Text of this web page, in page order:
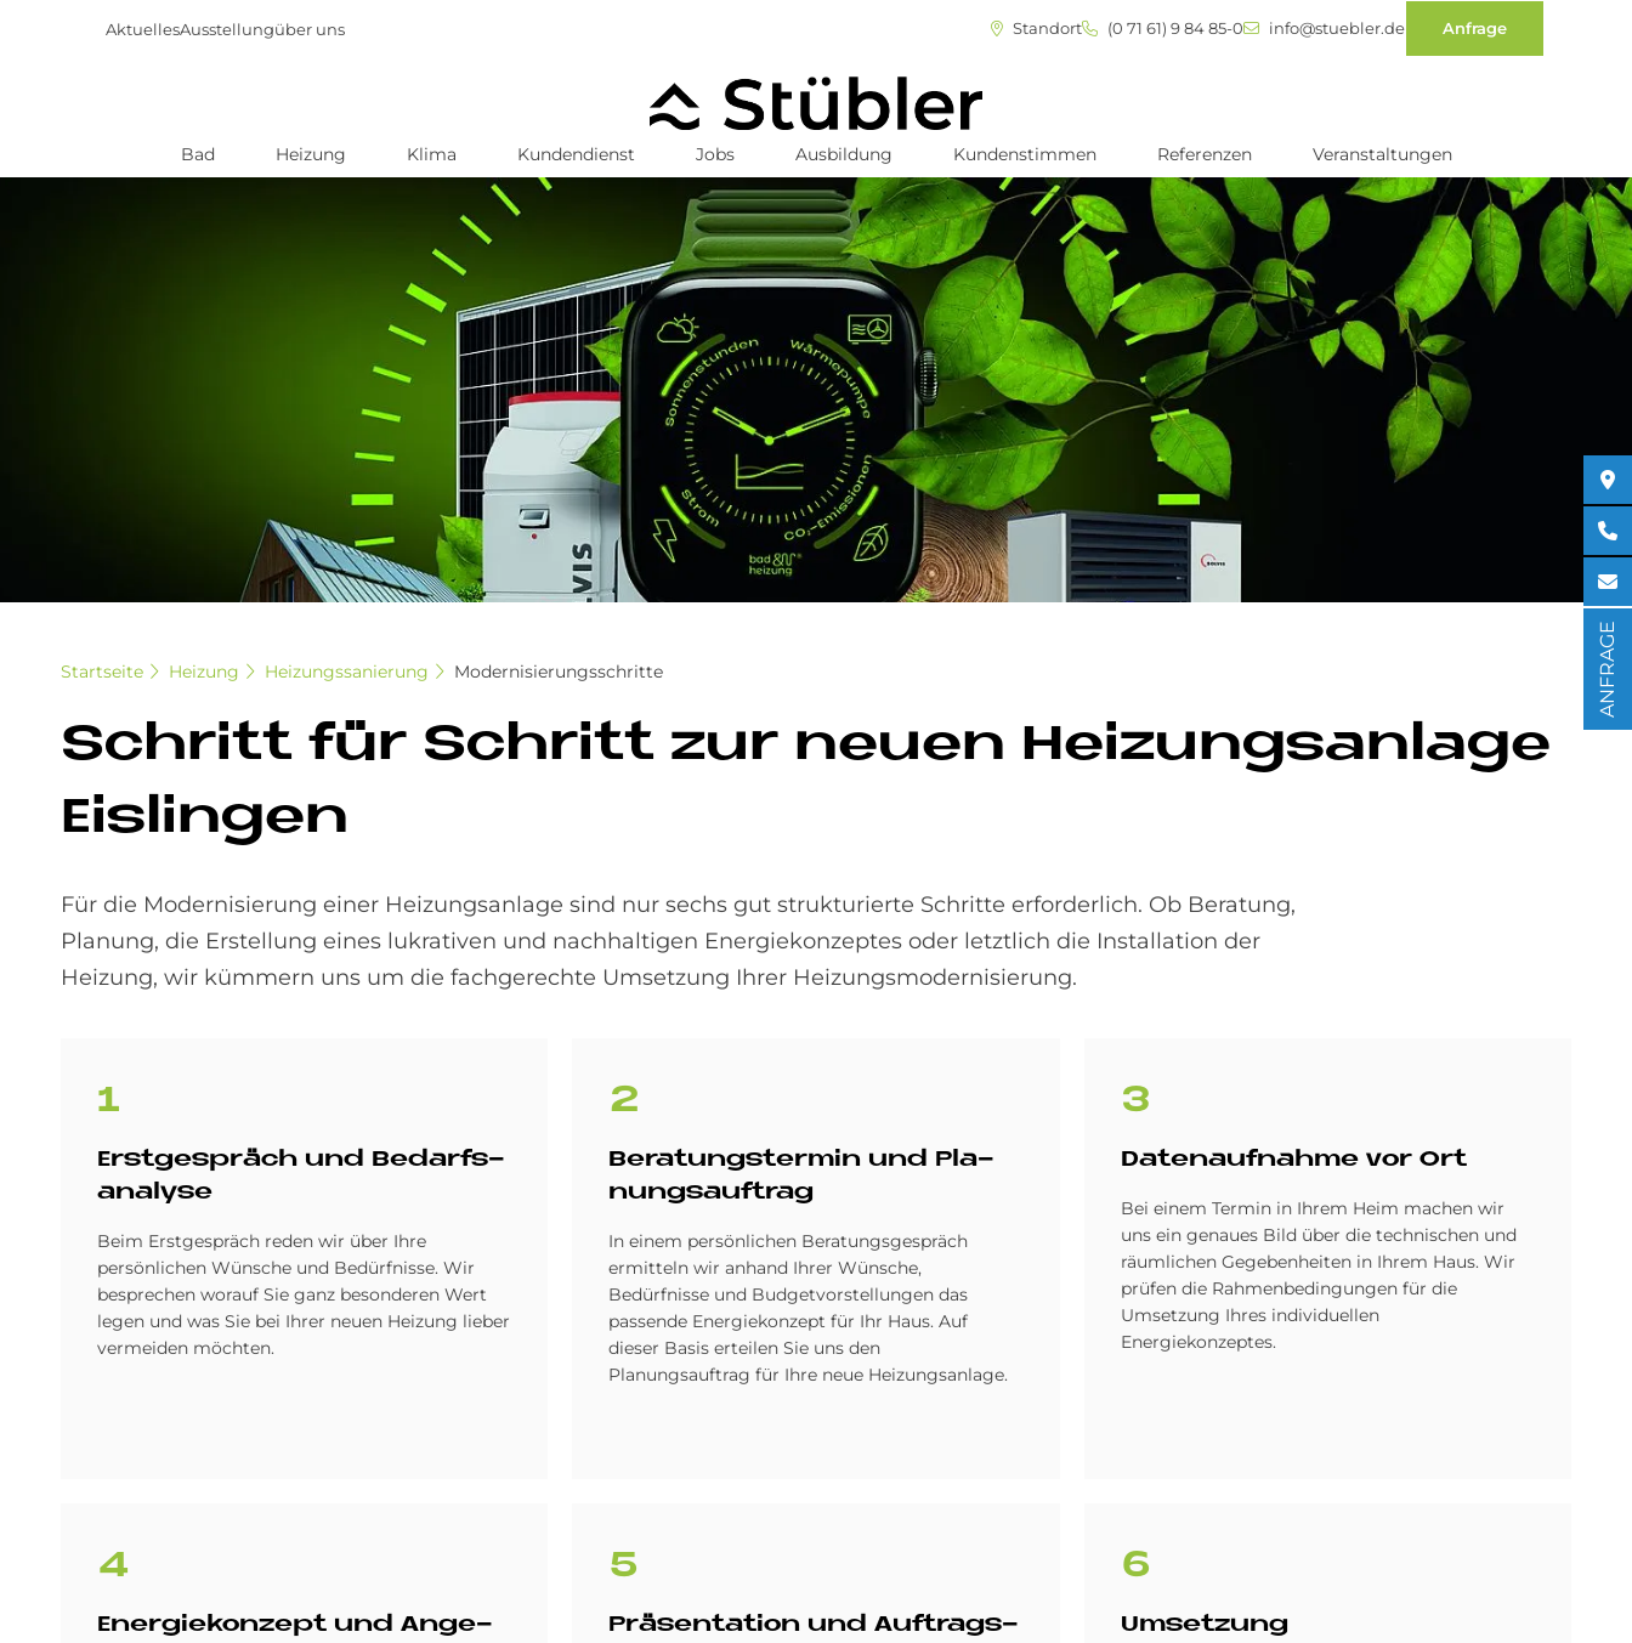
AktuellesAusstellungüber uns Standort (0 71 61) 9 84 85-0 info@stuebler.de Anfrage
Bad Heizung Klima Kundendienst Jobs Ausbildung Kundenstimmen Referenzen Veranstaltungen
Startseite Heizung Heizungssanierung Modernisierungsschritte
Schritt für Schritt zur neu­en Hei­zungs­an­la­ge
Eis­lin­gen
Für die Modernisierung einer Heizungsanlage sind nur sechs gut strukturierte Schritte erforderlich. Ob Beratung,
Planung, die Erstellung eines lukrativen und nachhaltigen Energiekonzeptes oder letztlich die Installation der
Heizung, wir kümmern uns um die fachgerechte Umsetzung Ihrer Heizungsmodernisierung.
1
Erst­ge­spräch und Be­darfs­
ana­ly­se
Beim Erstgespräch reden wir über Ihre
persönlichen Wünsche und Bedürfnisse. Wir
besprechen worauf Sie ganz besonderen Wert
legen und was Sie bei Ihrer neuen Heizung lieber
vermeiden möchten.
2
Be­ra­tungs­ter­min und Pla­
nungs­auf­trag
In einem persönlichen Beratungsgespräch
ermitteln wir anhand Ihrer Wünsche,
Bedürfnisse und Budgetvorstellungen das
passende Energiekonzept für Ihr Haus. Auf
dieser Basis erteilen Sie uns den
Planungsauftrag für Ihre neue Heizungsanlage.
3
Da­ten­auf­nah­me vor Ort
Bei einem Termin in Ihrem Heim machen wir
uns ein genaues Bild über die technischen und
räumlichen Gegebenheiten in Ihrem Haus. Wir
prüfen die Rahmenbedingungen für die
Umsetzung Ihres individuellen
Energiekonzeptes.
4
En­er­gie­kon­ze­pt und An­ge­
5
Prä­sen­ta­ti­on und Auf­trags­
6
Um­set­zung
ANFRAGE